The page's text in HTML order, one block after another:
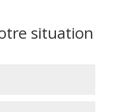
situation